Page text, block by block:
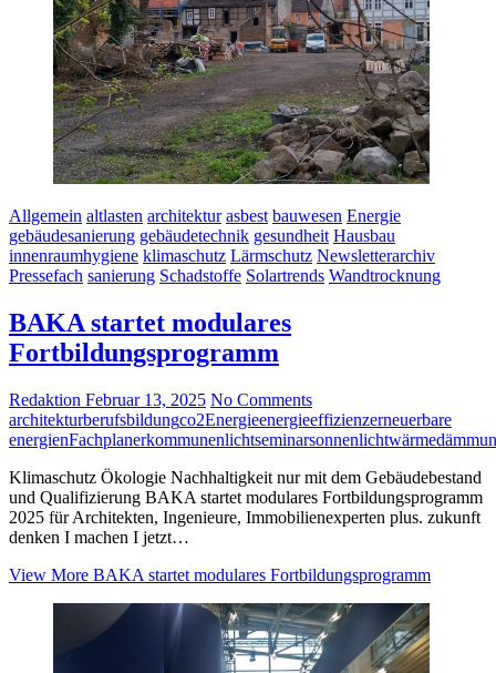
Allgemein altlasten architektur asbest bauwesen Energie
gebäudesanierung gebäudetechnik gesundheit Hausbau
innenraumhygiene klimaschutz Lärmschutz Newsletterarchiv
Pressefach sanierung Schadstoffe Solartrends Wandtrocknung
BAKA startet modulares
Fortbildungsprogramm
Redaktion Februar 13, 2025 No Comments
architekturberufsbildungco2Energieenergieeffizienzerneuerbare
energienFachplanerkommunenlichtseminarsonnenlicht
Klimaschutz Ökologie Nachhaltigkeit nur mit dem Gebäudebestand
und Qualifizierung BAKA startet modulares Fortbildungsprogramm
2025 für Architekten, Ingenieure, Immobilienexperten plus. zukunft
denken I machen I jetzt…
View More BAKA startet modulares Fortbildungsprogramm